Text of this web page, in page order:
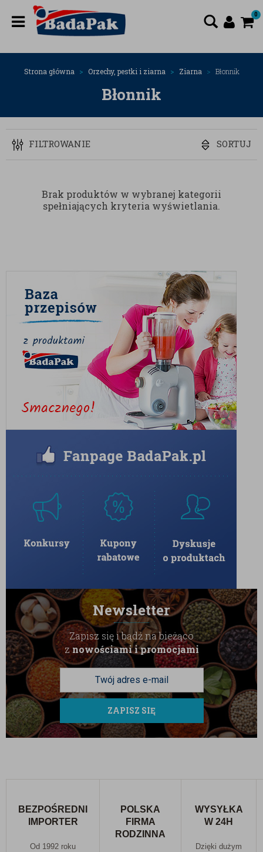
0
Strona główna Orzechy, pestki i ziarna Ziarna Błonnik
Błonnik
FILTROWANIE SORTUJ
Brak produktów w wybranej kategorii
spełniających kryteria wyświetlania.
Newsletter
Zapisz się i bądź na bieżąco
znowościami i promocjami
ZAPISZ SIĘ
BEZPOŚREDNI
IMPORTER
Od 1992 roku
POLSKA
FIRMA
RODZINNA
WYSYŁKA
W 24H
Dzięki dużym